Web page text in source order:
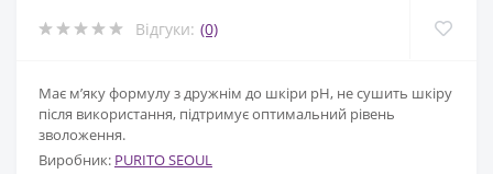
Відгуки: (0)
Має м’яку формулу з дружнім до шкіри pH, не сушить шкіру
після використання, підтримує оптимальний рівень
зволоження.
Виробник: PURITO SEOUL